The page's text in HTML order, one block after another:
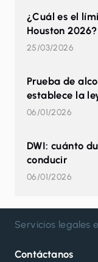
¿Cuál es el
Houston 2026?
25/03/2026
Prueba de
establece la
06/01/2026
DWI: cuánto
conducir
06/01/2026
Servicios legales
Contáctanos